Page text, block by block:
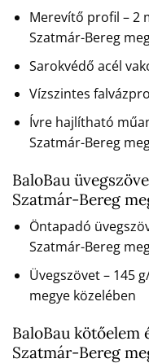
Merevítő profil – 2
Szatmár-Bereg
Sarokvédő acél
Vízszintes
Ívre hajlítható
Szatmár-Bereg
BaloBau
Szatmár-Bereg
Öntapadó
Szatmár-Bereg
Üvegszövet – 145
megye közelében
BaloBau kötőelem
Szatmár-Bereg